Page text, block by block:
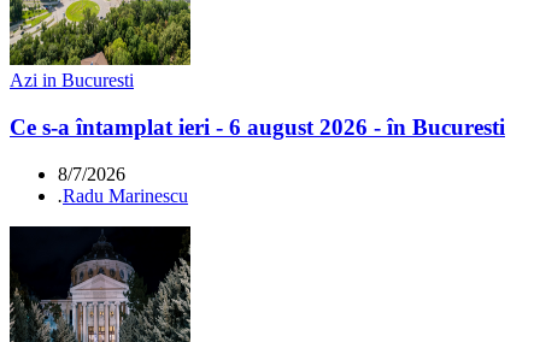
Azi in Bucuresti
Ce s-a întamplat ieri - 6 august 2026 - în Bucuresti
8/7/2026
.Radu Marinescu